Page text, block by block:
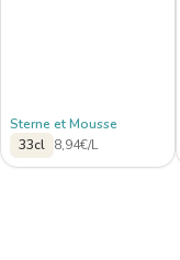
Sterne et Mousse
33cl 8,94€/L